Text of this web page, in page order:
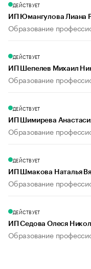
ДЕЙСТВУЕТ
ИП Юмангулова Лиана
Образование
ДЕЙСТВУЕТ
ИП Шепелев Михаил
Образование
ДЕЙСТВУЕТ
ИП Шимирева
Образование
ДЕЙСТВУЕТ
ИП Шмакова Наталья
Образование
ДЕЙСТВУЕТ
ИП Седова Олеся
Образование